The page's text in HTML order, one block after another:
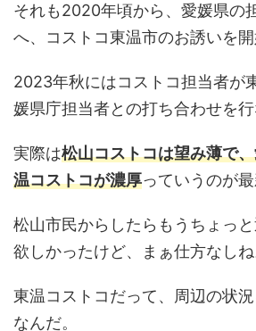
それも2020年頃から、愛媛県の
へ、コストコ東温市のお誘いを開
2023年秋にはコストコ担当者が
媛県庁担当者との打ち合わせを行
実際は松山コストコは望み薄で
温コストコが濃厚っていうのが
松山市民からしたらもうちょっ
欲しかったけど、まぁ仕方なしね
東温コストコだって、周辺の状
なんだ。